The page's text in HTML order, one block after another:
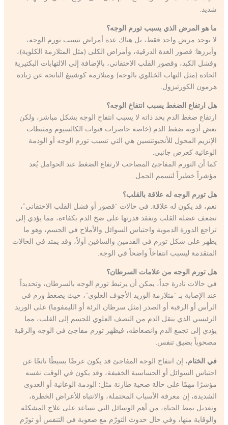
شديد.
ما هو المرض الذي يسبب تورم الوجه؟
لا يوجد مرض واحد فقط، بل هناك عدة أمراض تسبب تورم الوجه،
وأبرزها: قصور الغدة الدرقية، وأمراض الكلى (مثل المتلازمة الكلوية)،
وفشل الكبد، وقصور القلب الاحتقاني، بالإضافة إلى الالتهابات البكتيرية
الحادة (مثل التهاب الخللوي بالوجه) ومتلازمة كوشينغ الناتجة عن زيادة
هرمون الكورتيزول.
هل ارتفاع الضغط يسبب انتفاخ الوجه؟
ارتفاع ضغط الدم بحد ذاته لا يسبب انتفاخ الوجه بشكل مباشر، ولكن
بعض أدوية ضغط الدم (خاصة حاصرات قنوات الكالسيوم ومثبطات
الإنزيم المحول للأنجيوتنسين هي التي تسبب تورم الوجه أو الوذمة
الوعائية كعرض جانبي.
كما أن التورم المفاجئ المصاحب لارتفاع الضغط عند الحوامل يُعد
مؤشراً خطيراً لتسمم الحمل.
هل تورم الوجه له علاقة بالقلب؟
نعم، قد يكون له علاقة. في حالات “قصور أو فشل القلب الاحتقاني”،
تضعف عضلة القلب وتفقد قدرتها على ضخ الدم بكفاءة، مما يؤدي إلى
تراجع الدورة الدموية واحتباس السوائل والأملاح في الجسم، وهو ما
يظهر على شكل تورم في القدمين والساقين أولاً، وقد يمتد في الحالات
المتقدمة ليسبب انتفاخاً واضحاً في الوجه.
هل تورم الوجه من علامات السرطان؟
في حالات نادرة جداً، يمكن أن يرتبط تورم الوجه بالسرطان، وتحديداً
عند الإصابة بـ “متلازمة الوريد الأجوف العلوي”، حيث يضغط ورم في
الرأس أو الرقبة أو الصدر (مثل سرطان الرئة أو الليمفوما) على الوريد
الرئيسي الذي ينقل الدم من النصف العلوي للجسم إلى القلب، مما
يؤدي إلى تجمع الدم وانضغاطه، فيظهر تورم مفاجئ في الوجه والرقبة
مصحوباً بضيق تنفس.
في الختام، إن انتفاخ الوجه المفاجئ قد يكون عرضًا بسيطًا ناتجًا عن
احتباس السوائل أو الحساسية الخفيفة، وقد يكون في الوقت نفسه
مؤشرًا مهمًا على حالة صحية طارئة مثل: الوذمة الوعائية أو العدوى
الشديدة، إن معرفة الأسباب المحتملة، والانتباه للأعراض الخطرة،
وتعديل نمط الحياة، من أهم الوسائل التي تساعد على علاج المشكلة
والوقاية منها، وفي حال حدوث التورّم مع صعوبة في التنفس أو تورّم